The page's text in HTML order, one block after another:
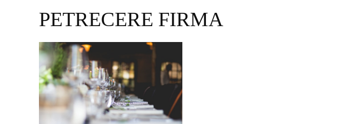
PETRECERE FIRMA